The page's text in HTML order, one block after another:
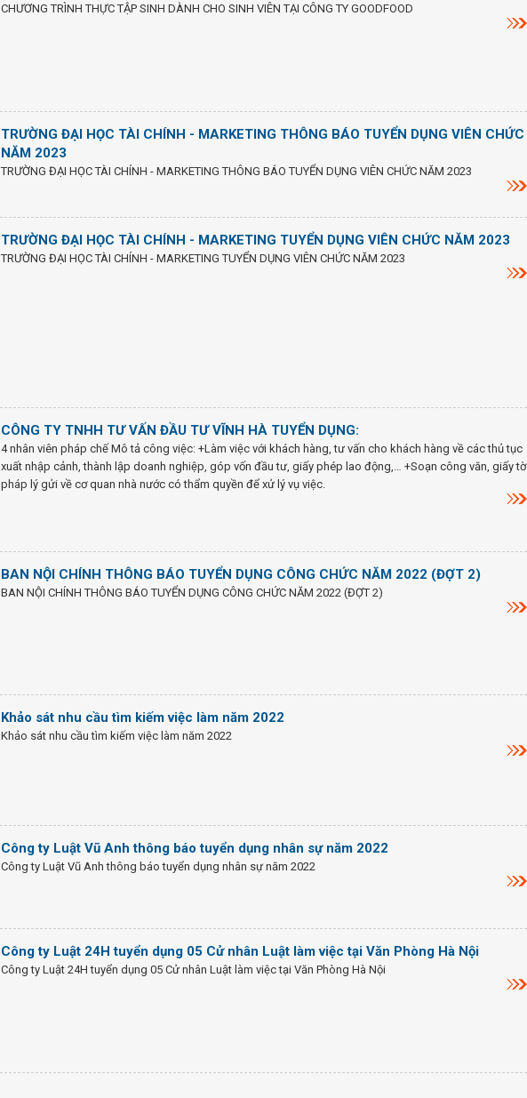
CHƯƠNG TRÌNH THỰC TẬP SINH DÀNH CHO SINH VIÊN TẠI CÔNG TY GOODFOOD
TRƯỜNG ĐẠI HỌC TÀI CHÍNH - MARKETING THÔNG BÁO TUYỂN DỤNG VIÊN CHỨC
NĂM 2023
TRƯỜNG ĐẠI HỌC TÀI CHÍNH - MARKETING THÔNG BÁO TUYỂN DỤNG VIÊN CHỨC NĂM 2023
TRƯỜNG ĐẠI HỌC TÀI CHÍNH - MARKETING TUYỂN DỤNG VIÊN CHỨC NĂM 2023
TRƯỜNG ĐẠI HỌC TÀI CHÍNH - MARKETING TUYỂN DỤNG VIÊN CHỨC NĂM 2023
CÔNG TY TNHH TƯ VẤN ĐẦU TƯ VĨNH HÀ TUYỂN DỤNG:
4 nhân viên pháp chế Mô tả công việc: +Làm việc với khách hàng, tư vấn cho khách hàng về các thủ tục
xuất nhập cảnh, thành lập doanh nghiệp, góp vốn đầu tư, giấy phép lao động,… +Soạn công văn, giấy tờ
pháp lý gửi về cơ quan nhà nước có thẩm quyền để xử lý vụ việc.
BAN NỘI CHÍNH THÔNG BÁO TUYỂN DỤNG CÔNG CHỨC NĂM 2022 (ĐỢT 2)
BAN NỘI CHÍNH THÔNG BÁO TUYỂN DỤNG CÔNG CHỨC NĂM 2022 (ĐỢT 2)
Khảo sát nhu cầu tìm kiếm việc làm năm 2022
Khảo sát nhu cầu tìm kiếm việc làm năm 2022
Công ty Luật Vũ Anh thông báo tuyển dụng nhân sự năm 2022
Công ty Luật Vũ Anh thông báo tuyển dụng nhân sự năm 2022
Công ty Luật 24H tuyển dụng 05 Cử nhân Luật làm việc tại Văn Phòng Hà Nội
Công ty Luật 24H tuyển dụng 05 Cử nhân Luật làm việc tại Văn Phòng Hà Nội